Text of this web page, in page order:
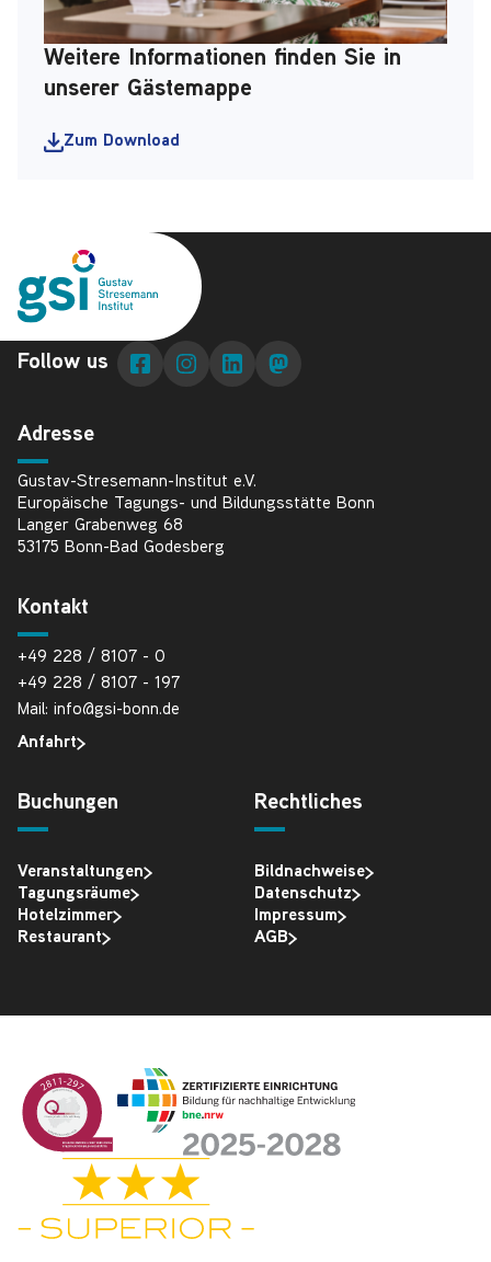
Weitere Informationen finden Sie in
unserer Gästemappe
Zum Download
Follow us
Adresse
Gustav-Stresemann-Institut e.V.
Europäische Tagungs- und Bildungsstätte Bonn
Langer Grabenweg 68
53175 Bonn-Bad Godesberg
Kontakt
+49 228 / 8107 - 0
+49 228 / 8107 - 197
Mail: info@gsi-bonn.de
Anfahrt
Buchungen
Veranstaltungen
Tagungsräume
Hotelzimmer
Restaurant
Rechtliches
Bildnachweise
Datenschutz
Impressum
AGB